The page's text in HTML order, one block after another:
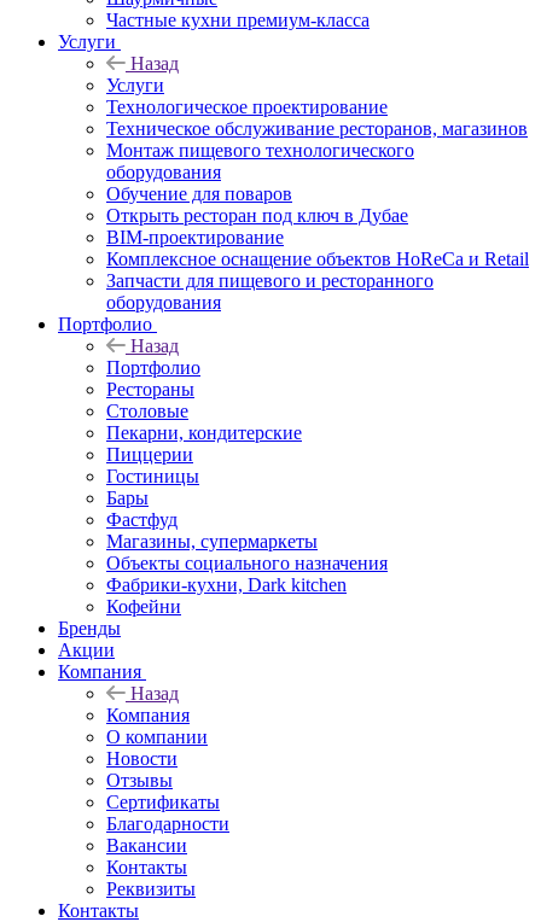
Частные кухни премиум-класса
Услуги
Назад
Услуги
Технологическое проектирование
Техническое обслуживание ресторанов, магазинов
Монтаж пищевого технологического
оборудования
Обучение для поваров
Открыть ресторан под ключ в Дубае
BIM-проектирование
Комплексное оснащение объектов HoReCa и Retail
Запчасти для пищевого и ресторанного
оборудования
Портфолио
Назад
Портфолио
Рестораны
Столовые
Пекарни, кондитерские
Пиццерии
Гостиницы
Бары
Фастфуд
Магазины, супермаркеты
Объекты социального назначения
Фабрики-кухни, Dark kitchen
Кофейни
Бренды
Акции
Компания
Назад
Компания
О компании
Новости
Отзывы
Сертификаты
Благодарности
Вакансии
Контакты
Реквизиты
Контакты